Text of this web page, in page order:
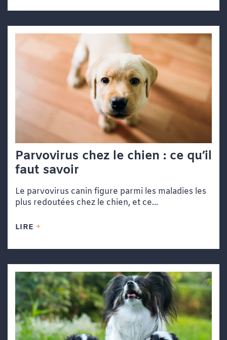
Parvovirus chez le chien : ce qu’il
faut savoir
Le parvovirus canin figure parmi les maladies les
plus redoutées chez le chien, et ce...
LIRE